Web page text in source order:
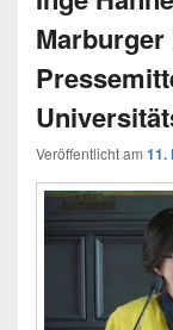
Veröffentlicht am 11.